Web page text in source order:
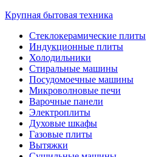
Крупная бытовая техника
Стеклокерамические плиты
Индукционные плиты
Холодильники
Стиральные машины
Посудомоечные машины
Микроволновые печи
Варочные панели
Электроплиты
Духовые шкафы
Газовые плиты
Вытяжки